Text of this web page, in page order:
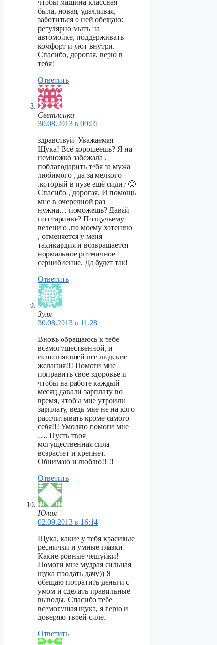
чтобы машина классная
была, новая, удачливая,
заботиться о ней обещаю:
регулярно мыть на
автомойке, поддерживать
комфорт и уют внутри.
Спасибо, дорогая, верю в
тебя!
Ответить
Светланка
30.08.2013 в 09:05
здравствуй ,Уважаемая
Щука! Всё хорошеешь? Я на
немножко забежала ,
поблагодарить тебя за мужа
любимого , да за мелкого
,который в пузе ещё сидит 🙂
Спасибо , дорогая. И помощь
мне в очередной раз
нужна… поможешь? Давай
по старинке? По щучьему
велению ,по моему хотению
, отменяется у меня
тахикардия и возвращается
нормальное ритмичное
серцибиение. Да будет так!
Ответить
Зуля
30.08.2013 в 11:28
Вновь обращаюсь к тебе
всемогущественной, и
исполняющей все людские
желания!!! Помоги мне
поправить свое здоровье и
чтобы на работе каждый
месяц давали зарплату во
время, чтобы мне утроили
зарплату, ведь мне не на кого
рассчитывать кроме самого
себя!!! Умоляю помоги мне
…. Пусть твоя
могущественная сила
возрастет и крепнет.
Обнимаю и люблю!!!!!
Ответить
Юлия
02.09.2013 в 16:14
Щука, какие у тебя красивые
реснички и умные глазки!
Какие ровные чешуйки!
Помоги мне мудрая сильная
щука продать дачу)) Я
обещаю потратить деньги с
умом и сделать правильные
выводы. Спасибо тебе
всемогущая щука, я верю и
доверяю твоей силе.
Ответить